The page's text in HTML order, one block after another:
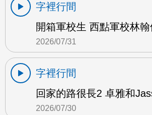
字裡行間
開箱軍校生 西點軍校林
2026/07/31
字裡行間
回家的路很長2 卓雅和
2026/07/30